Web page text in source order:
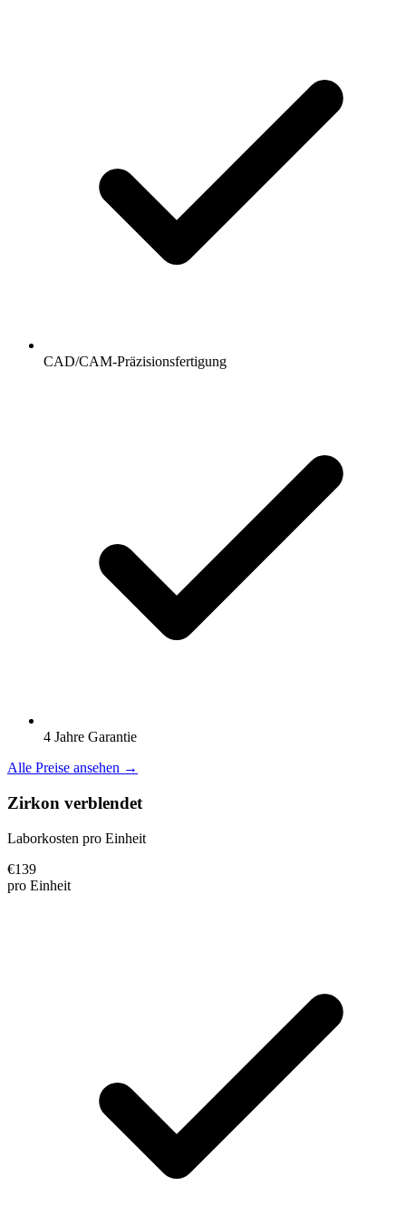
CAD/CAM-Präzisionsfertigung
4 Jahre Garantie
Alle Preise ansehen →
Zirkon verblendet
Laborkosten pro Einheit
€139
pro Einheit